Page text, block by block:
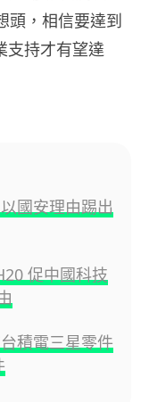
頭，相信要達到
支持才有望達
國安理由踢出
促中國科技
積電三星零件